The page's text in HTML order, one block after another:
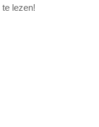
lezen!